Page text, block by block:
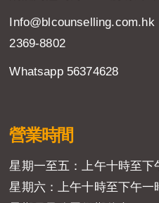
Info@blcounselling.com.hk
2369-8802
Whatsapp 56374628
營業時間
星期一至五：上午十時至下
星期六：上午十時至下午一